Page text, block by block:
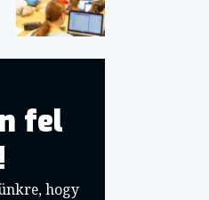
fel
hogy